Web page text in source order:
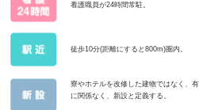
看護職員が24時間常駐。
徒歩10分(距離にすると800m)圏内。
寮やホテルを改修した建物ではなく、
に関係なく、新設と定義する。